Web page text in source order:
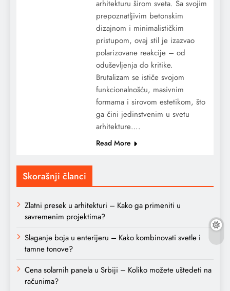
arhitekturu širom sveta. Sa svojim
prepoznatljivim betonskim
dizajnom i minimalističkim
pristupom, ovaj stil je izazvao
polarizovane reakcije – od
oduševljenja do kritike.
Brutalizam se ističe svojom
funkcionalnošću, masivnim
formama i sirovom estetikom, što
ga čini jedinstvenim u svetu
arhitekture….
Read More
Skorašnji članci
Zlatni presek u arhitekturi – Kako ga primeniti u
savremenim projektima?
Slaganje boja u enterijeru – Kako kombinovati svetle i
tamne tonove?
Cena solarnih panela u Srbiji – Koliko možete uštedeti na
računima?